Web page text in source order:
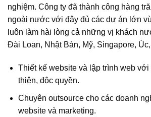
nghiệm. Công ty đã thành công hàng
ngoài nước với đây đủ các dự án lớn
luôn làm hài lòng cả những vị khách
Đài Loan, Nhật Bản, Mỹ, Singapore,
Thiết kế website và lập trình web với
thiện, độc quyền.
Chuyên outsource cho các doanh
website và marketing.